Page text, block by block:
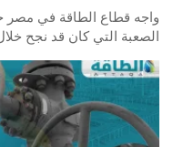
الصعبة التي كان قد نجح